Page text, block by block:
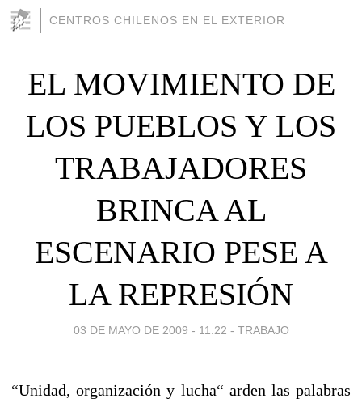
CENTROS CHILENOS EN EL EXTERIOR
EL MOVIMIENTO DE
LOS PUEBLOS Y LOS
TRABAJADORES
BRINCA AL
ESCENARIO PESE A
LA REPRESIÓN
03 DE MAYO DE 2009 - 11:22 - TRABAJO
“Unidad, organización y lucha“ arden las palabras